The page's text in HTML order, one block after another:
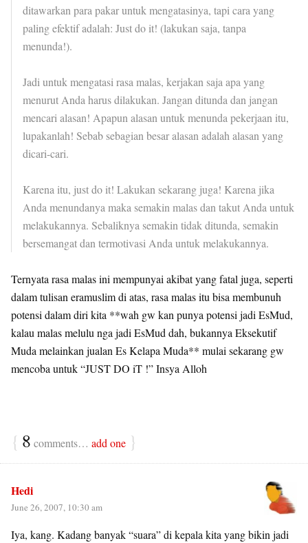
ditawarkan para pakar untuk mengatasinya, tapi cara yang
paling efektif adalah: Just do it! (lakukan saja, tanpa
menunda!).
Jadi untuk mengatasi rasa malas, kerjakan saja apa yang
menurut Anda harus dilakukan. Jangan ditunda dan jangan
mencari alasan! Apapun alasan untuk menunda pekerjaan itu,
lupakanlah! Sebab sebagian besar alasan adalah alasan yang
dicari-cari.
Karena itu, just do it! Lakukan sekarang juga! Karena jika
Anda menundanya maka semakin malas dan takut Anda untuk
melakukannya. Sebaliknya semakin tidak ditunda, semakin
bersemangat dan termotivasi Anda untuk melakukannya.
Ternyata rasa malas ini mempunyai akibat yang fatal juga, seperti
dalam tulisan eramuslim di atas, rasa malas itu bisa membunuh
potensi dalam diri kita **wah gw kan punya potensi jadi EsMud,
kalau malas melulu nga jadi EsMud dah, bukannya Eksekutif
Muda melainkan jualan Es Kelapa Muda** mulai sekarang gw
mencoba untuk “JUST DO iT !” Insya Alloh
{ 8 comments… add one }
Hedi
June 26, 2007, 10:30 am
Iya, kang. Kadang banyak “suara” di kepala kita yang bikin jadi